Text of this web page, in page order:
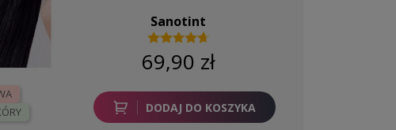
Sanotint
69,90 zł
DODAJ DO KOSZYKA